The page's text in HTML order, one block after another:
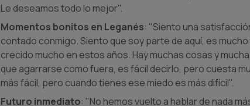
Le deseamos todo lo mejor".
Momentos bonitos en Leganés: "Siento una
contado conmigo. Siento que soy parte de aquí, es
crecido mucho en estos años. Hay muchas cosas y
que agarrarse como fuera, es fácil decirlo, pero cuesta
más fácil, pero cuando tienes ese miedo es más difícil".
Futuro inmediato: "No hemos vuelto a hablar de nada